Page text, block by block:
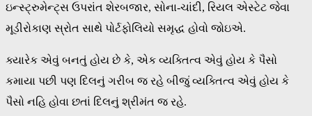
ઇન્સ્ટ્રુમેન્ટ્સ ઉપરાંત શેરબજાર, સોના-ચાંદી, રિયલ એસ્ટેટ જેવા
મૂડીરોકાણ સ્રોત સાથે પોર્ટફોલિયો સમૃદ્ધ હોવો જોઇએ.
ક્યારેક એવું બનતું હોય છે કે, એક વ્યક્તિત્વ એવું હોય કે પૈસો
કમાયા પછી પણ દિલનું ગરીબ જ રહે બીજું વ્યક્તિત્વ એવું હોય કે
પૈસો નહિ હોવા છતાં દિલનું શ્રીમંત જ રહે.